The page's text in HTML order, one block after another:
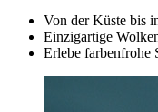
Von der Küste bis
Einzigartige
Erlebe farbenfrohe